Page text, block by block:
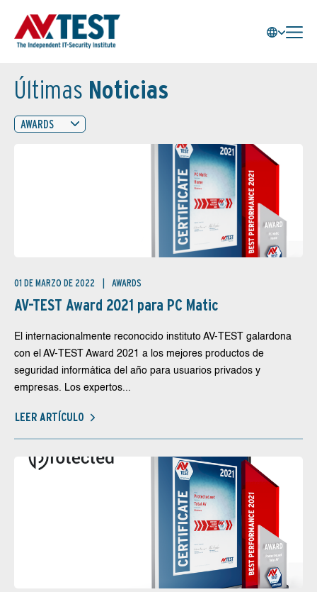
Últimas Noticias
AWARDS
01 DE MARZO DE 2022 AWARDS
AV-TEST Award 2021 para PC Matic
El internacionalmente reconocido instituto AV-TEST galardona
con el AV-TEST Award 2021 a los mejores productos de
seguridad informática del año para usuarios privados y
empresas. Los expertos...
LEER ARTÍCULO